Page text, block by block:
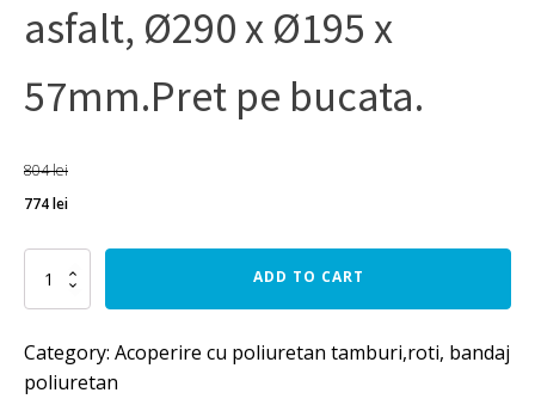
asfalt, Ø290 x Ø195 x
57mm.Pret pe bucata.
804lei
774lei
Bandaj
poliuretan
roata
masina
de
ADD TO CART
Category: Acoperire cu poliuretan tamburi,roti, bandaj
poliuretan